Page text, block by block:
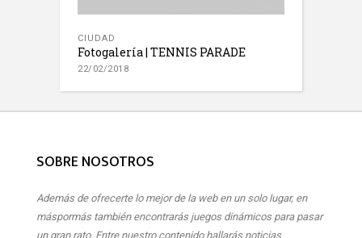
CIUDAD
Fotogalería | TENNIS PARADE
22/02/2018
SOBRE NOSOTROS
Además de ofrecerte lo mejor de la web en un solo lugar, en
máspormás también encontrarás juegos dinámicos para pasar
un gran rato. Entre nuestro contenido hallarás noticias